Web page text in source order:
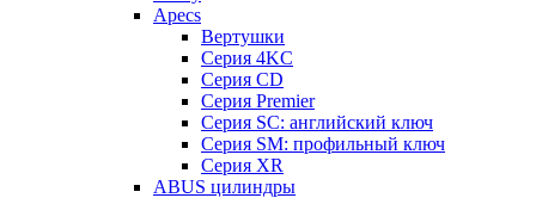
Apecs
Вертушки
Серия 4KC
Серия CD
Серия Premier
Серия SC: английский ключ
Серия SM: профильный ключ
Серия XR
ABUS цилиндры